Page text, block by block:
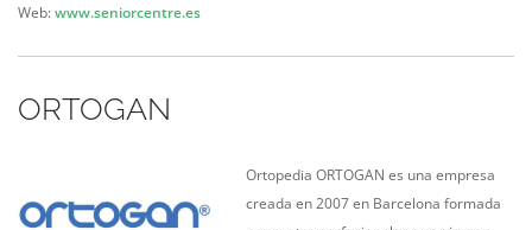
Web:www.seniorcentre.es
ORTOGAN
Ortopedia ORTOGAN es una empresa
creada en 2007 en Barcelona formada